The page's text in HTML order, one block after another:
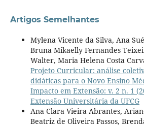
Artigos Semelhantes
Mylena Vicente da Silva, Ana
Bruna Mikaelly Fernandes
Walter, Maria Helena Costa
Projeto Curricular: análise
didáticas para o Novo Ensino
Impacto em Extensão: v. 2 n. 1
Extensão Universitária da UFCG
Ana Clara Vieira Abrantes,
Beatriz de Oliveira Passos,